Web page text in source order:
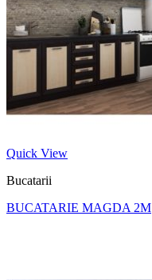
Quick View
Bucatarii
BUCATARIE MAGDA 2M